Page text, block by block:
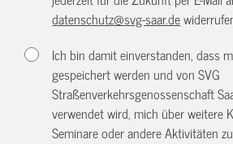
datenschutz@svg-saar.de
Ich bin damit einverstanden, dass
gespeichert werden und von SVG
Straßenverkehrsgenossenschaft
verwendet wird, mich über weitere
Seminare oder andere Aktivitäten